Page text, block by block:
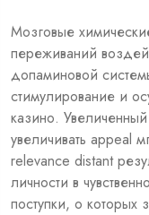
Мозговые
переживаний
допаминовой
стимулирование и
казино.
увеличивать appeal
relevance distant
личности в
поступки, о которых